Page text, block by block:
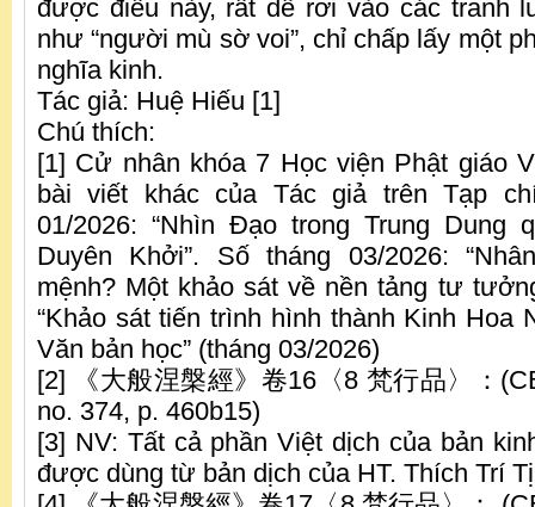
được điều này, rất dễ rơi vào các tranh
như “người mù sờ voi”, chỉ chấp lấy một
nghĩa kinh.
Tác giả: Huệ Hiếu [1]
Chú thích:
[1] Cử nhân khóa 7 Học viện Phật giáo
bài viết khác của Tác giả trên Tạp
01/2026: “Nhìn Đạo trong Trung Dung
Duyên Khởi”. Số tháng 03/2026:
mệnh? Một khảo sát về nền tảng tư
“Khảo sát tiến trình hình thành Kinh Hoa
Văn bản học” (tháng 03/2026)
[2] 《大般涅槃經》卷16〈8 梵行品〉：
no. 374, p. 460b15)
[3] NV: Tất cả phần Việt dịch của bản
được dùng từ bản dịch của HT. Thích Trí